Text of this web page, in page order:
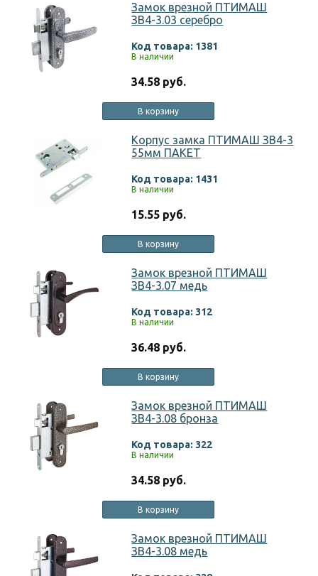
Замок врезной ПТИМАШ
ЗВ4-3.03 серебро
Код товара: 1381
В наличии
34.58 руб.
В корзину
Корпус замка ПТИМАШ ЗВ4-3
55мм ПАКЕТ
Код товара: 1431
В наличии
15.55 руб.
В корзину
Замок врезной ПТИМАШ
ЗВ4-3.07 медь
Код товара: 312
В наличии
36.48 руб.
В корзину
Замок врезной ПТИМАШ
ЗВ4-3.08 бронза
Код товара: 322
В наличии
34.58 руб.
В корзину
Замок врезной ПТИМАШ
ЗВ4-3.08 медь